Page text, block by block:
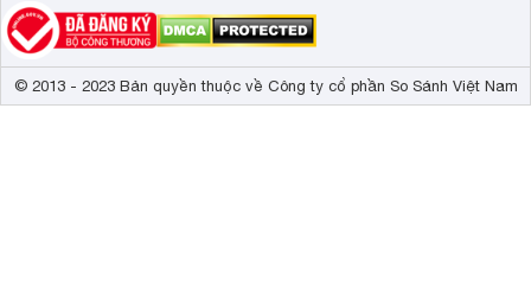
© 2013 - 2023 Bản quyền thuộc về Công ty cổ phần So Sánh Việt Nam